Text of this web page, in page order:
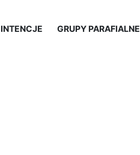
INTENCJE GRUPY PARAFIALNE